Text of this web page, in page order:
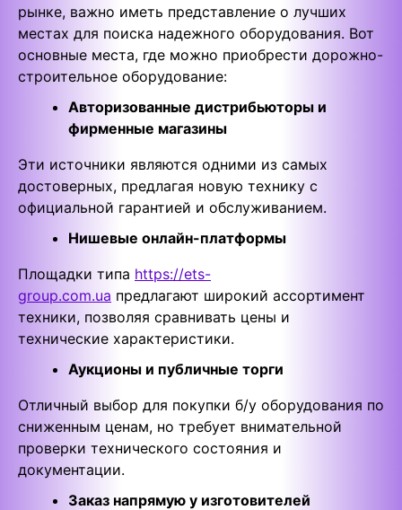
рынке, важно иметь представление о лучших
местах для поиска надежного оборудования. Вот
основные места, где можно приобрести дорожно-
строительное оборудование:
Авторизованные дистрибьюторы и
фирменные магазины
Эти источники являются одними из самых
достоверных, предлагая новую технику с
официальной гарантией и обслуживанием.
Нишевые онлайн-платформы
Площадки типа https://ets-
group.com.ua предлагают широкий ассортимент
техники, позволяя сравнивать цены и
технические характеристики.
Аукционы и публичные торги
Отличный выбор для покупки б/у оборудования по
сниженным ценам, но требует внимательной
проверки технического состояния и
документации.
Заказ напрямую у изготовителей